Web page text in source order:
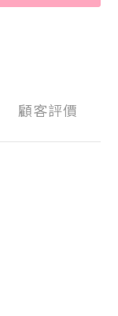
顧客評價